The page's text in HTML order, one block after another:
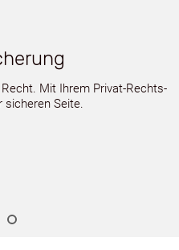
Mit Ihrem Privat-Rechts­
sicheren Seite.